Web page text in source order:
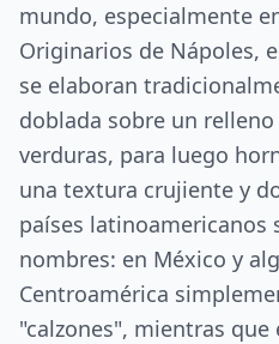
mundo, especialmente
Originarios de Nápoles,
se elaboran
doblada sobre un
verduras, para luego
una textura crujiente y
países latinoamericanos
nombres: en México y
Centroamérica
"calzones", mientras que